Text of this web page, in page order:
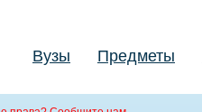
Вузы Предметы